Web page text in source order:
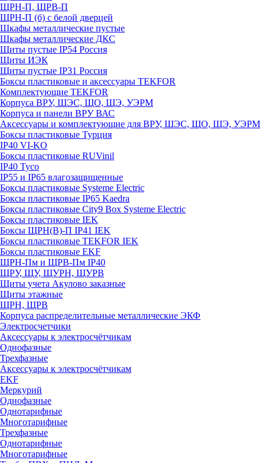
ЩРН-П, ЩРВ-П
ЩРН-П (б) с белой дверцей
Шкафы металлические пустые
Шкафы металлические ДКС
Щиты пустые IP54 Россия
Щиты ИЭК
Щиты пустые IP31 Россия
Боксы пластиковые и аксессуары TEKFOR
Комплектующие TEKFOR
Корпуса ВРУ, ШЭС, ЩО, ЩЭ, УЭРМ
Корпуса и панели ВРУ ВАС
Аксессуары и комплектующие для ВРУ, ШЭС, ЩО, ЩЭ, УЭРМ
Боксы пластиковые Турция
IP40 VI-KO
Боксы пластиковые RUVinil
IP40 Тусо
IP55 и IP65 влагозащищенные
Боксы пластиковые Systeme Electric
Боксы пластиковые IP65 Kaedra
Боксы пластиковые City9 Box Systeme Electric
Боксы пластиковые IEK
Боксы ЩРН(В)-П IP41 IEK
Боксы пластиковые TEKFOR IEK
Боксы пластиковые EKF
ЩРН-Пм и ЩРВ-Пм IP40
ЩРУ, ЩУ, ЩУРН, ЩУРВ
Щиты учета Акулово заказные
Щиты этажные
ЩРН, ЩРВ
Корпуса распределительные металлические ЭКФ
Электросчетчики
Аксессуары к электросчётчикам
Однофазные
Трехфазные
Аксессуары к электросчётчикам
EKF
Меркурий
Однофазные
Однотарифные
Многотарифные
Трехфазные
Однотарифные
Многотарифные